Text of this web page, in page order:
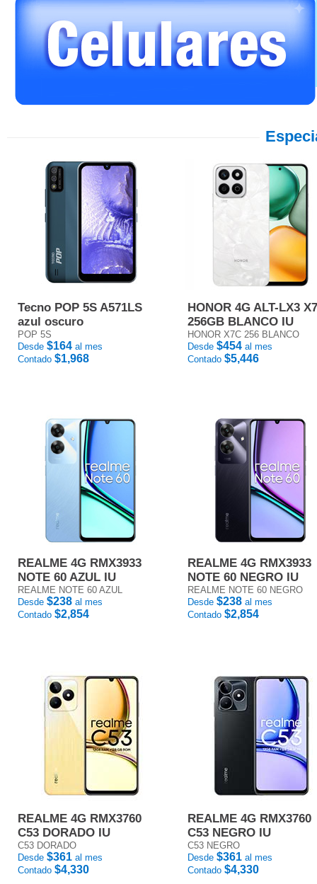
Tecno POP 5S A571LS
azul oscuro
POP 5S
Desde $164 al mes
Contado $1,968
HONOR 4G ALT-LX3
256GB BLANCO IU
HONOR X7C 256 BLANCO
Desde $454 al mes
Contado $5,446
REALME 4G RMX3933
NOTE 60 AZUL IU
REALME NOTE 60 AZUL
Desde $238 al mes
Contado $2,854
REALME 4G RMX3933
NOTE 60 NEGRO IU
REALME NOTE 60 NEGRO
Desde $238 al mes
Contado $2,854
REALME 4G RMX3760
C53 DORADO IU
C53 DORADO
Desde $361 al mes
Contado $4,330
REALME 4G RMX3760
C53 NEGRO IU
C53 NEGRO
Desde $361 al mes
Contado $4,330